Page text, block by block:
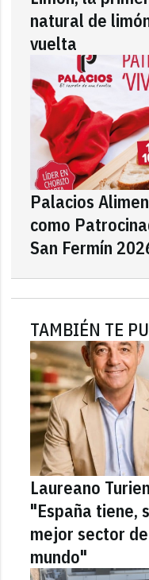
natural de
vuelta
Palacios
como
San Fermín
TAMBIÉN TE
Laureano
"España tiene,
mejor sector
mundo"